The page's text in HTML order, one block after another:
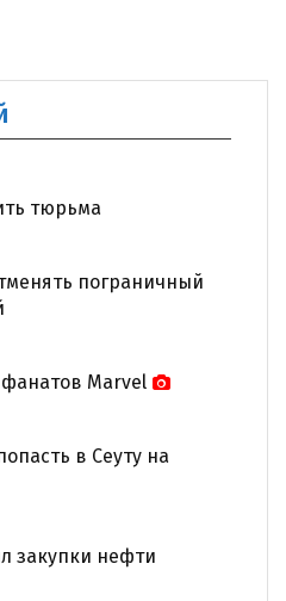
тюрьма
пограничный
Marvel
в Сеуту на
закупки нефти